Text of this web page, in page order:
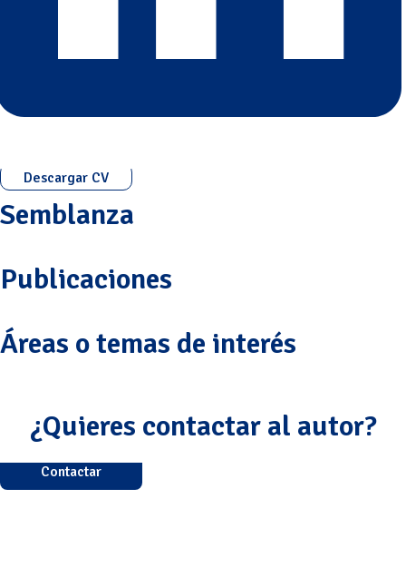
Descargar CV
Semblanza
Publicaciones
Áreas o temas de interés
¿Quieres contactar al autor?
Contactar